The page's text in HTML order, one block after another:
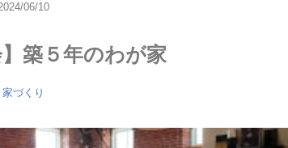
06/10
築５年のわが家
家づくり